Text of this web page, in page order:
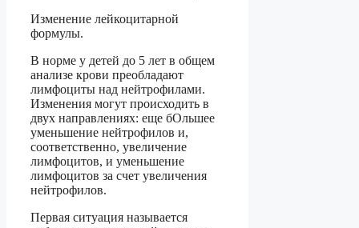
Изменение лейкоцитарной
формулы.
В норме у детей до 5 лет в общем
анализе крови преобладают
лимфоциты над нейтрофилами.
Изменения могут происходить в
двух направлениях: еще бОльшее
уменьшение нейтрофилов и,
соответственно, увеличение
лимфоцитов, и уменьшение
лимфоцитов за счет увеличения
нейтрофилов.
Первая ситуация называется